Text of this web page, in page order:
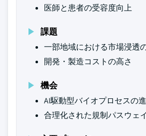
医師と患者の受容度向上
課題
一部地域における市場浸透
開発・製造コストの高さ
機会
AI駆動型バイオプロセスの
合理化された規制パスウェ